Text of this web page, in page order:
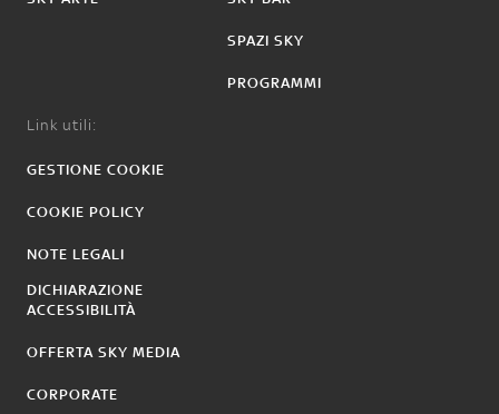
SPAZI SKY
PROGRAMMI
Link utili:
GESTIONE COOKIE
COOKIE POLICY
NOTE LEGALI
DICHIARAZIONE
ACCESSIBILITÀ
OFFERTA SKY MEDIA
CORPORATE